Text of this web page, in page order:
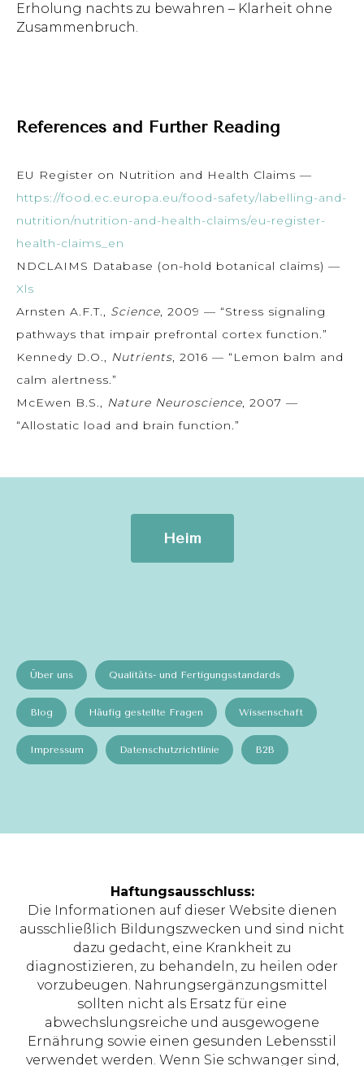
Erholung nachts zu bewahren – Klarheit ohne
Zusammenbruch.
References and Further Reading
EU Register on Nutrition and Health Claims —
https://food.ec.europa.eu/food-safety/labelling-and-
nutrition/nutrition-and-health-claims/eu-register-
health-claims_en
NDCLAIMS Database (on-hold botanical claims) —
Xls
Arnsten A.F.T., Science, 2009 — “Stress signaling
pathways that impair prefrontal cortex function.”
Kennedy D.O., Nutrients, 2016 — “Lemon balm and
calm alertness.”
McEwen B.S., Nature Neuroscience, 2007 —
“Allostatic load and brain function.”
Heim
Über uns Qualitäts- und Fertigungsstandards
Blog Häufig gestellte Fragen Wissenschaft
Impressum Datenschutzrichtlinie B2B
Haftungsausschluss:
Die Informationen auf dieser Website dienen
ausschließlich Bildungszwecken und sind nicht
dazu gedacht, eine Krankheit zu
diagnostizieren, zu behandeln, zu heilen oder
vorzubeugen. Nahrungsergänzungsmittel
sollten nicht als Ersatz für eine
abwechslungsreiche und ausgewogene
Ernährung sowie einen gesunden Lebensstil
verwendet werden. Wenn Sie schwanger sind,